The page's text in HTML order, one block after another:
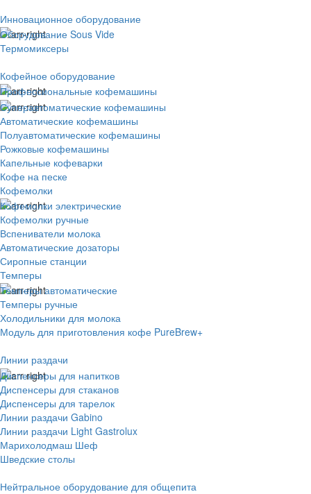
Инновационное оборудование
Оборудование Sous Vide
Термомиксеры
Кофейное оборудование
Профессиональные кофемашины
Суперавтоматические кофемашины
Автоматические кофемашины
Полуавтоматические кофемашины
Рожковые кофемашины
Капельные кофеварки
Кофе на песке
Кофемолки
Кофемолки электрические
Кофемолки ручные
Вспениватели молока
Автоматические дозаторы
Сиропные станции
Темперы
Темперы автоматические
Темперы ручные
Холодильники для молока
Модуль для приготовления кофе PureBrew+
Линии раздачи
Диспенсеры для напитков
Диспенсеры для стаканов
Диспенсеры для тарелок
Линии раздачи Gabino
Линии раздачи Light Gastrolux
Марихолодмаш Шеф
Шведские столы
Нейтральное оборудование для общепита